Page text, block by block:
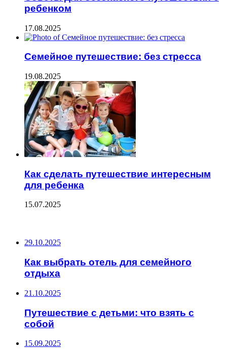
ребенком
17.08.2025
Семейное путешествие: без стресса
19.08.2025
Как сделать путешествие интересным
для ребенка
15.07.2025
29.10.2025
Как выбрать отель для семейного
отдыха
21.10.2025
Путешествие с детьми: что взять с
собой
15.09.2025